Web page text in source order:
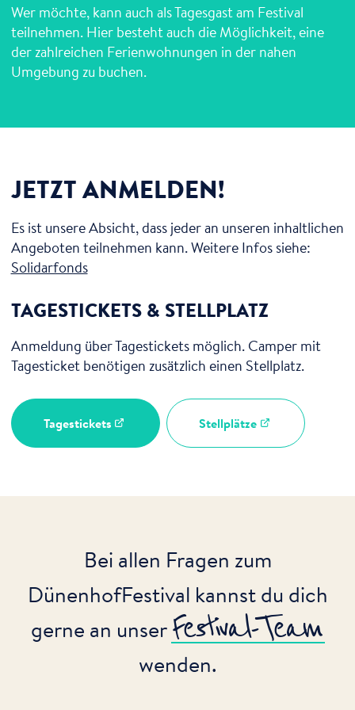
Wer möchte, kann auch als Tagesgast am Festival
teilnehmen. Hier besteht auch die Möglichkeit, eine
der zahlreichen Ferienwohnungen in der nahen
Umgebung zu buchen.
JETZT ANMELDEN!
Es ist unsere Absicht, dass jeder an unseren inhaltlichen
Angeboten teilnehmen kann. Weitere Infos siehe:
Solidarfonds
TAGESTICKETS & STELLPLATZ
Anmeldung über Tagestickets möglich. Camper mit
Tagesticket benötigen zusätzlich einen Stellplatz.
Tagestickets Stellplätze
Bei allen Fragen zum
DünenhofFestival kannst du dich
gerne an unserFestival-Team
wenden.